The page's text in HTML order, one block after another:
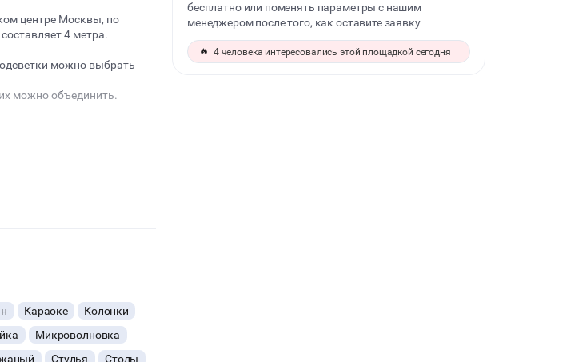
центре Москвы, по
4 метра.
можно выбрать
можно объединить.
Караоке
Колонки
Микроволновка
Стулья
Столы
ДЕТСКИЕ ПРАЗДНИКИ
бесплатно или поменять параметры с нашим
менеджером после того, как оставите заявку
🔥 4 человека интересовались этой площадкой сегодня